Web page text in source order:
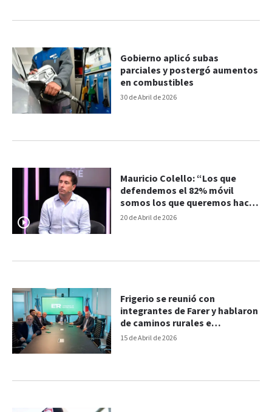
30 de Abril de 2026
Gobierno aplicó subas
parciales y postergó aumentos
en combustibles
20 de Abril de 2026
Mauricio Colello: “Los que
defendemos el 82% móvil
somos los que queremos hacer
la reforma previsional”
15 de Abril de 2026
Frigerio se reunió con
integrantes de Farer y hablaron
de caminos rurales e
impuestos